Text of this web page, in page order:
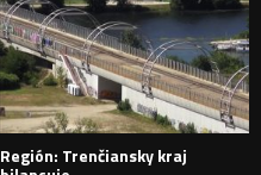
N
I
E
Región: Trenčiansky kraj